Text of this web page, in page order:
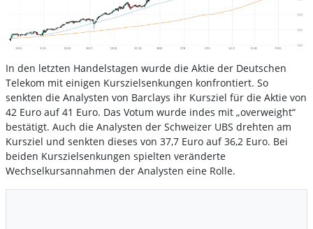
In den letzten Handelstagen wurde die Aktie der Deutschen
Telekom mit einigen Kurszielsenkungen konfrontiert. So
senkten die Analysten von Barclays ihr Kursziel für die Aktie von
42 Euro auf 41 Euro. Das Votum wurde indes mit „overweight“
bestätigt. Auch die Analysten der Schweizer UBS drehten am
Kursziel und senkten dieses von 37,7 Euro auf 36,2 Euro. Bei
beiden Kurszielsenkungen spielten veränderte
Wechselkursannahmen der Analysten eine Rolle.